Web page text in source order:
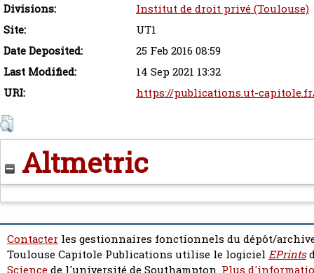
Divisions:
Institut de droit privé (Toulouse)
Site:
UT1
Date Deposited:
25 Feb 2016 08:59
Last Modified:
14 Sep 2021 13:32
URI:
https://publications.ut-
Altmetric
Contacter les gestionnaires fonctionnels du dépôt/
Toulouse Capitole Publications utilise le logiciel EPrints